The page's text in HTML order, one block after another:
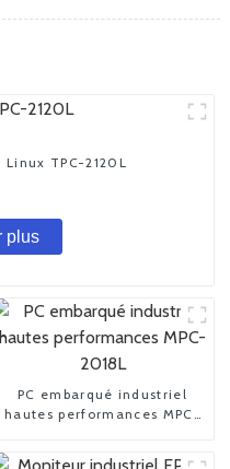
TPC-2120L
plus
PC embarqué industriel
hautes performances MPC-